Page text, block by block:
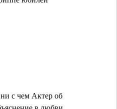
с чем Актер об